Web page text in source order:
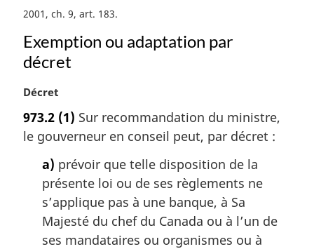
e
:
2001, ch. 9, art. 183
Exemption ou adaptation par
décret
N
t
e
Décret
973.2 (1) Sur recommandation du ministre,
le gouverneur en conseil peut, par décret :
a) prévoir que telle disposition de la
présente loi ou de ses règlements ne
s’applique pas à une banque, à Sa
Majesté du chef du Canada ou à l’un de
ses mandataires ou organismes ou à